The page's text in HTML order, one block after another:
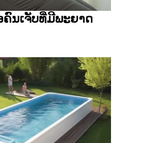
ນເຈັບທີ່ມີພະຍາດ